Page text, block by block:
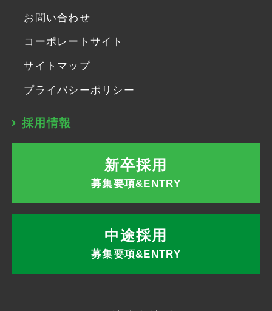
お問い合わせ
コーポレートサイト
サイトマップ
プライバシーポリシー
採用情報
新卒採用
募集要項&ENTRY
中途採用
募集要項&ENTRY